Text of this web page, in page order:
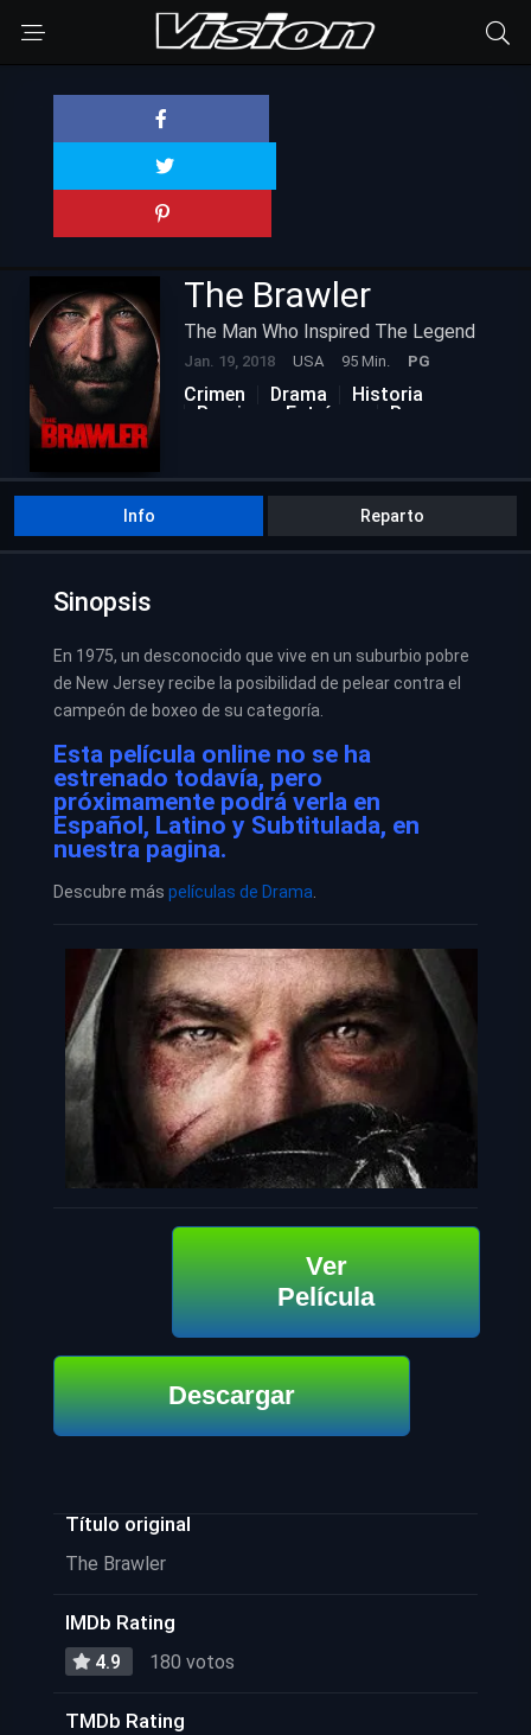
The Brawler
The Man Who Inspired The Legend
Jan. 19, 2018 USA 95 Min. PG
Crimen Drama
Historia
Proximos Estrénos
Romance
Info Reparto
Sinopsis
En 1975, un desconocido que vive en un suburbio pobre
de New Jersey recibe la posibilidad de pelear contra el
campeón de boxeo de su categoría.
Esta película online no se ha
estrenado todavía, pero
próximamente podrá verla en
Español, Latino y Subtitulada, en
nuestra pagina.
Descubre más películas de Drama
Ver
Película
Descargar
Título original
The Brawler
IMDb Rating
4.9 180 votos
TMDb Rating